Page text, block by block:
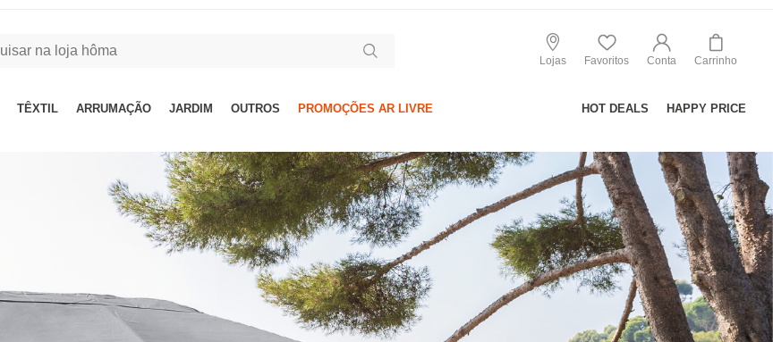
Lojas Favoritos Conta Carrinho
TÊXTIL ARRUMAÇÃO JARDIM OUTROS PROMOÇÕES AR LIVRE HOT DEALS HAPPY PRICE